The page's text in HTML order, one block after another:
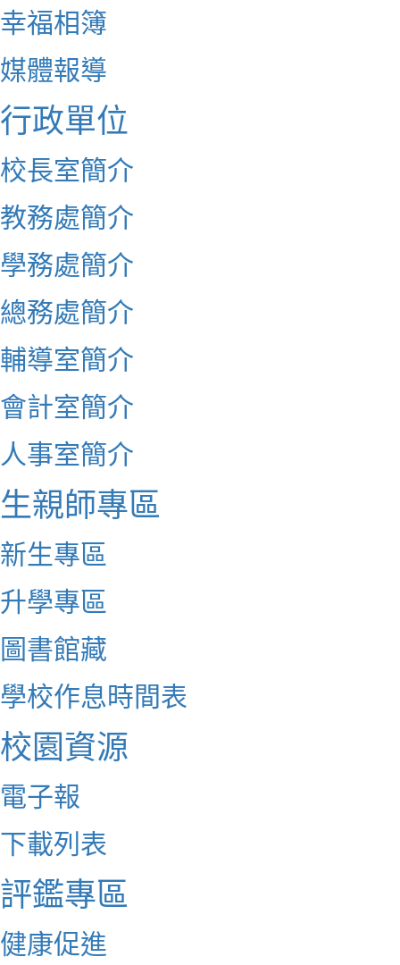
幸福相簿
媒體報導
行政單位
校長室簡介
教務處簡介
學務處簡介
總務處簡介
輔導室簡介
會計室簡介
人事室簡介
生親師專區
新生專區
升學專區
圖書館藏
學校作息時間表
校園資源
電子報
下載列表
評鑑專區
健康促進